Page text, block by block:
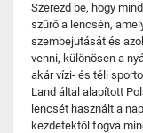
Szerezd be, hogy
szűrő a lencsén,
szembejutását és
venni, különösen a
akár vízi- és téli
Land által alapított
lencsét használt a
kezdetektől fogva